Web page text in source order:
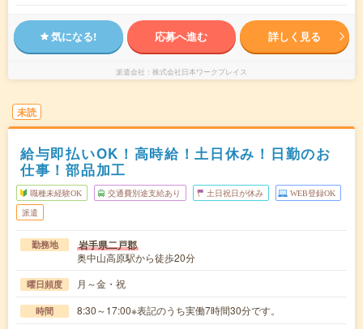
気になる! 応募へ進む 詳しく見る
派遣会社 株式会社日本ワークプレイス
未読
給与即払いOK！高時給！土日休み！日勤のお
仕事！部品加工
職種未経験OK 交通費別途支給あり 土日祝日が休み WEB登録OK
派遣
勤務地 岩手県二戸郡
奥中山高原駅から徒歩20分
曜日頻度 月～金・祝
時間 8:30～17:00※表記のうち実働7時間30分です。